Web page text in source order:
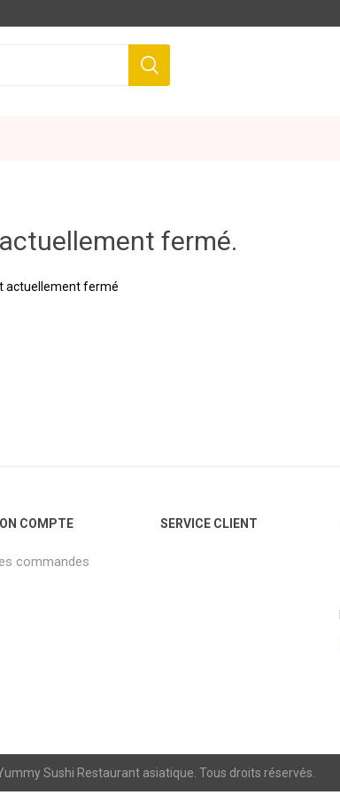
fermé.
actuellement fermé
COMPTE
commandes
SERVICE CLIENT
Sushi Restaurant asiatique. Tous droits réservés.